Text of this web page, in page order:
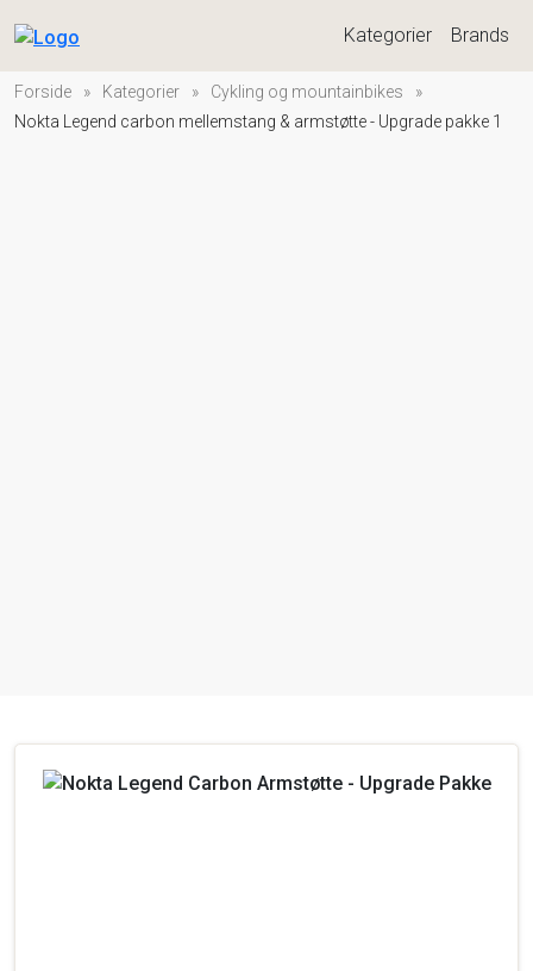
Kategorier Brands
Forside » Kategorier » Cykling og mountainbikes
»
Nokta Legend carbon mellemstang & armstøtte - Upgrade pakke 1